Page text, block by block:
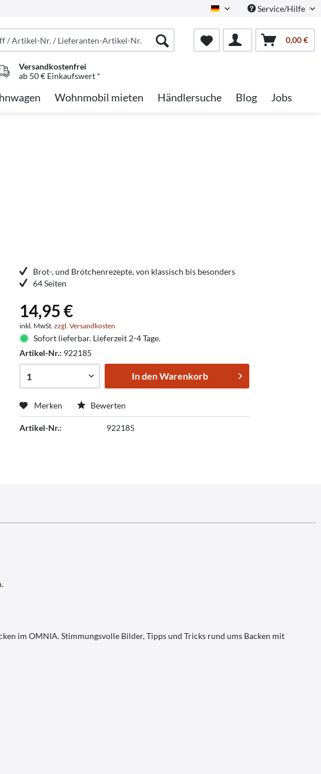
German Service/Hilfe
0,00 €
Versandkostenfrei
ab 50 € Einkaufswert *
Wohnmobil mieten Händlersuche Blog Jobs
Brot-, und Brötchenrezepte, von klassisch bis besonders
64 Seiten
14,95 €
inkl. MwSt.zzgl. Versandkosten
Sofort lieferbar. Lieferzeit 2-4 Tage.
Artikel-Nr.: 922185
In denWarenkorb
Merken Bewerten
Artikel-Nr.: 922185
im OMNIA. Stimmungsvolle Bilder, Tipps und Tricks rund ums Backen mit